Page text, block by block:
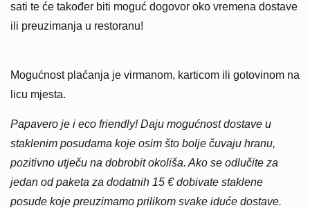
sati te će također biti moguć dogovor oko vremena dostave
ili preuzimanja u restoranu!
Mogućnost plaćanja je virmanom, karticom ili gotovinom na
licu mjesta.
Papavero je i eco friendly! Daju mogućnost dostave u
staklenim posudama koje osim što bolje čuvaju hranu,
pozitivno utječu na dobrobit okoliša. Ako se odlučite za
jedan od paketa za dodatnih 15 € dobivate staklene
posude koje preuzimamo prilikom svake iduće dostave.